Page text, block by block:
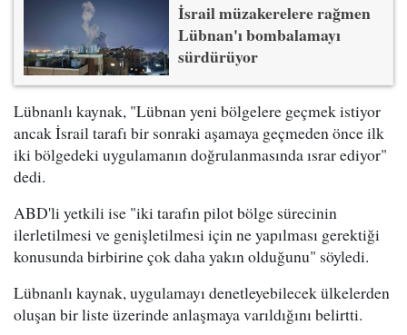
İsrail müzakerelere rağmen
Lübnan'ı bombalamayı
sürdürüyor
Lübnanlı kaynak, "Lübnan yeni bölgelere geçmek istiyor
ancak İsrail tarafı bir sonraki aşamaya geçmeden önce ilk
iki bölgedeki uygulamanın doğrulanmasında ısrar ediyor"
dedi.
ABD'li yetkili ise "iki tarafın pilot bölge sürecinin
ilerletilmesi ve genişletilmesi için ne yapılması gerektiği
konusunda birbirine çok daha yakın olduğunu" söyledi.
Lübnanlı kaynak, uygulamayı denetleyebilecek ülkelerden
oluşan bir liste üzerinde anlaşmaya varıldığını belirtti.